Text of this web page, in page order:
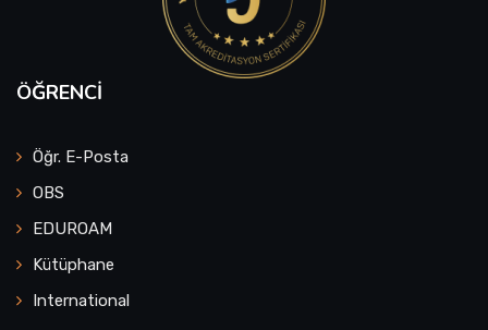
ÖĞRENCI
Öğr. E-Posta
OBS
EDUROAM
Kütüphane
International